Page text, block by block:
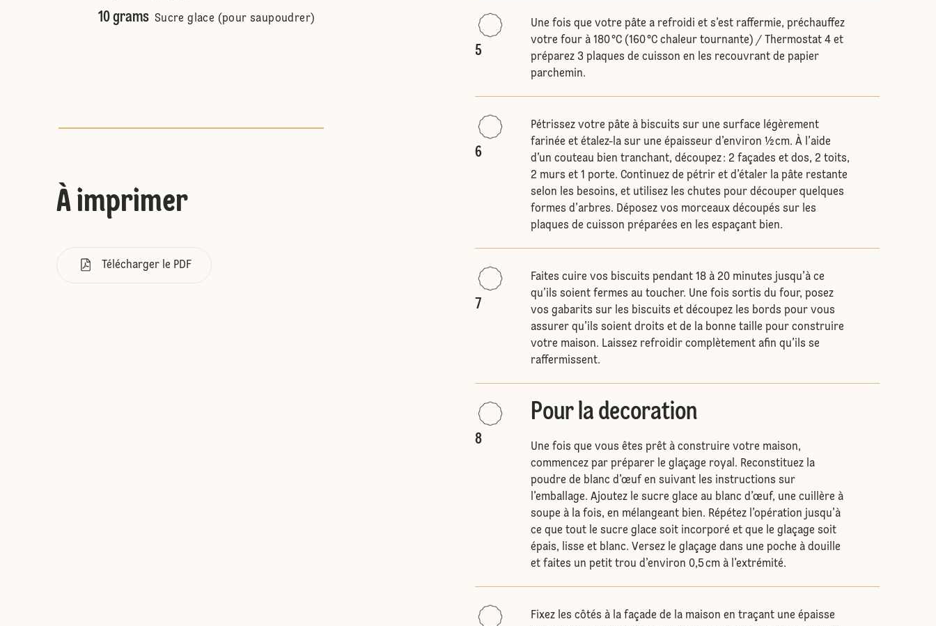
10 grams Sucre glace (pour saupoudrer)
À imprimer
Télécharger le PDF
5
Une fois que votre pâte a refroidi et s’est raffermie, préchauffez
votre four à 180 °C (160 °C chaleur tournante) / Thermostat 4 et
préparez 3 plaques de cuisson en les recouvrant de papier
parchemin.
6
Pétrissez votre pâte à biscuits sur une surface légèrement
farinée et étalez-la sur une épaisseur d’environ ½ cm. À l’aide
d’un couteau bien tranchant, découpez : 2 façades et dos, 2 toits,
2 murs et 1 porte. Continuez de pétrir et d’étaler la pâte restante
selon les besoins, et utilisez les chutes pour découper quelques
formes d’arbres. Déposez vos morceaux découpés sur les
plaques de cuisson préparées en les espaçant bien.
7
Faites cuire vos biscuits pendant 18 à 20 minutes jusqu’à ce
qu’ils soient fermes au toucher. Une fois sortis du four, posez
vos gabarits sur les biscuits et découpez les bords pour vous
assurer qu’ils soient droits et de la bonne taille pour construire
votre maison. Laissez refroidir complètement afin qu’ils se
raffermissent.
8
Pour la decoration
Une fois que vous êtes prêt à construire votre maison,
commencez par préparer le glaçage royal. Reconstituez la
poudre de blanc d’œuf en suivant les instructions sur
l’emballage. Ajoutez le sucre glace au blanc d’œuf, une cuillère à
soupe à la fois, en mélangeant bien. Répétez l’opération jusqu’à
ce que tout le sucre glace soit incorporé et que le glaçage soit
épais, lisse et blanc. Versez le glaçage dans une poche à douille
et faites un petit trou d’environ 0,5 cm à l’extrémité.
Fixez les côtés à la façade de la maison en traçant une épaisse